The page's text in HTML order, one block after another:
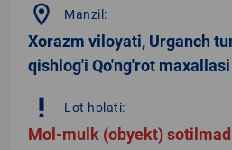
location_on Manzil:
Xorazm viloyati, Urganch
qishlog'i Qo'ng'rot maxallasi
priority_high Lot holati:
Mol-mulk (obyekt)